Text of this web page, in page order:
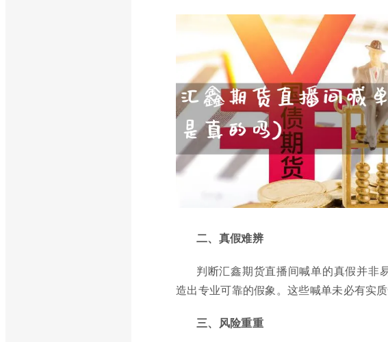
二、真假难辨
判断汇鑫期货直播间喊单的真假并非
造出专业可靠的假象。这些喊单未必有实
三、风险重重